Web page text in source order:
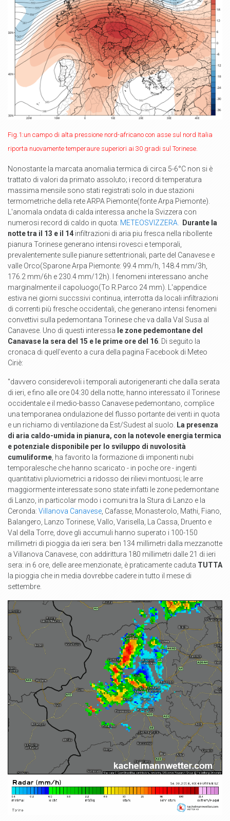
Fig.1:un campo di alta pressione nord-africano con asse sul nord Italia
riporta nuovamente temperaure superiori ai 30 gradi sul Torinese.
Nonostante la marcata anomalia termica di circa 5-6°C non si è
trattato di valori da primato assoluto; i record di temperatura
massima mensile sono stati registrati solo in due stazioni
termometriche della rete ARPA Piemonte(fonte Arpa Piemonte).
L'anomala ondata di calda interessa anche la Svizzera con
numerosi record di caldo in quota: METEOSVIZZERA.
Durante la
notte tra il 13 e il 14 infiltrazioni di aria piu fresca nella ribollente
pianura Torinese generano intensi rovesci e temporali,
prevalentemente sulle pianure settentrionali, parte del Canavese e
valle Orco(Sparone Arpa Piemonte: 99.4 mm/h, 148.4 mm/3h,
176.2 mm/6h e 230.4 mm/12h). I fenomeni interessano anche
marginalmente il capoluogo(To R.Parco 24 mm). L'appendice
estiva nei giorni succssivi continua, interrotta da locali infiltrazioni
di correnti più fresche occidentali, che generano intensi fenomeni
convettivi sulla pedemontana Torinese che va dalla Val Susa al
Canavese. Uno di questi interessa le zone pedemontane del
Canavase la sera del 15 e le prime ore del 16 . Di seguito la
cronaca di quell'evento a cura della pagina Facebook di Meteo
Ciriè:
"davvero considerevoli i temporali autorigeneranti che dalla serata
di ieri, e fino alle ore 04:30 della notte, hanno interessato il Torinese
occidentale e il medio-basso Canavese pedemontano, complice
una temporanea ondulazione del flusso portante dei venti in quota
e un richiamo di ventilazione da Est/Sudest al suo lo.
La presenza
di aria caldo-umida in pianura, con la notevole energia termica
e potenziale disponibile per lo sviluppo di nuvolosità
cumuliforme , ha favorito la formazione di imponenti nubi
temporalesche che hanno scaricato - in poche ore - ingenti
quantitativi pluviometrici a ridosso dei rilievi montuosi; le arre
maggiormente interessate sono state infatti le zone pedemontane
di Lanzo, in particolar modo i comuni tra la Stura di Lanzo e la
Ceronda: Villanova Canavese , Cafasse, Monasterolo, Mathi, Fiano,
Balangero, Lanzo Torinese, Vallo, Varisella, La Cassa, Druento e
Val della Torre, dove gli accumuli hanno superato i 100-150
millimetri di pioggia da ieri sera: ben 134 millimetri dalla mezzanotte
a Villanova Canavese, con addirittura 180 millimetri dalle 21 di ieri
sera: in 6 ore, delle aree menzionate, è praticamente caduta TUTTA
la pioggia che in media dovrebbe cadere in tutto il mese di
settembre.